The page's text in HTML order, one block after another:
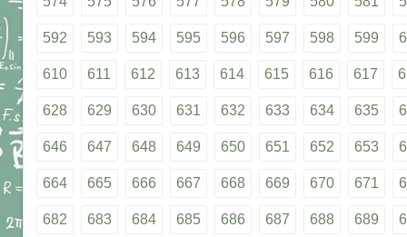
592 593 594 595 596 597 598 599
610 611 612 613 614 615 616 617
628 629 630 631 632 633 634 635
646 647 648 649 650 651 652 653
664 665 666 667 668 669 670 671
682 683 684 685 686 687 688 689